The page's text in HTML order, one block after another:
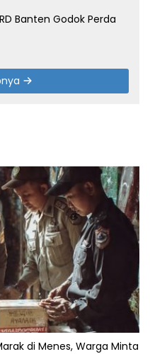
Banten Godok Perda
di Menes, Warga Minta